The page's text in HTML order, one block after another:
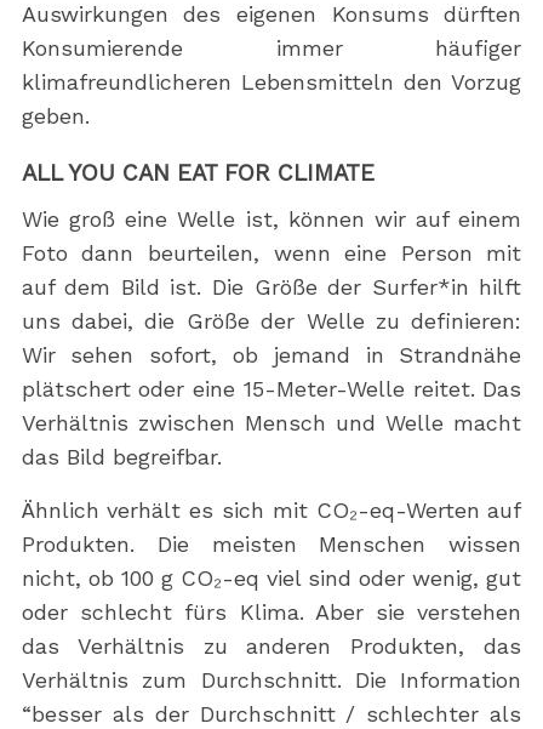
Auswirkungen des eigenen Konsums dürften
Konsumierende immer häufiger
klimafreundlicheren Lebensmitteln den Vorzug
geben.
ALL YOU CAN EAT FOR CLIMATE
Wie groß eine Welle ist, können wir auf einem
Foto dann beurteilen, wenn eine Person mit
auf dem Bild ist. Die Größe der Surfer*in hilft
uns dabei, die Größe der Welle zu definieren:
Wir sehen sofort, ob jemand in Strandnähe
plätschert oder eine 15-Meter-Welle reitet. Das
Verhältnis zwischen Mensch und Welle macht
das Bild begreifbar.
Ähnlich verhält es sich mit CO₂-eq-Werten auf
Produkten. Die meisten Menschen wissen
nicht, ob 100 g CO₂-eq viel sind oder wenig, gut
oder schlecht fürs Klima. Aber sie verstehen
das Verhältnis zu anderen Produkten, das
Verhältnis zum Durchschnitt. Die Information
“besser als der Durchschnitt / schlechter als